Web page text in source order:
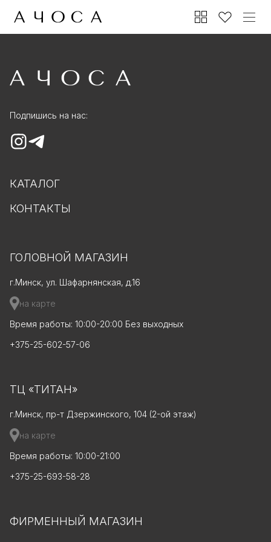
Подпишись на нас:
КАТАЛОГ
КОНТАКТЫ
ГОЛОВНОЙ МАГАЗИН
г.Минск, ул. Шафарнянская, д.16
на карте
Время работы: 10:00-20:00 Без выходных
+375-25-602-57-06
ТЦ «ТИТАН»
г.Минск, пр-т Дзержинского, 104 (2-ой этаж)
на карте
Время работы: 10:00-21:00
+375-25-693-58-28
ФИРМЕННЫЙ МАГАЗИН